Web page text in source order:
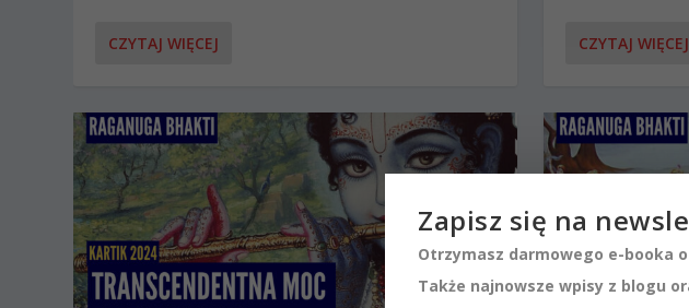
CZYTAJ WIĘCEJ CZYTAJ WIĘCEJ
Zapisz się na
Otrzymasz darmowego e-booka
Także najnowsze wpisy z blogu